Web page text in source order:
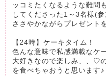
ッコミたくなるような難問
してくださった1～3名様(
ささやかながらプレゼント
【24時】ケーキタイム！
色んな意味で私感満載なケ
大好きなので楽しみ、、♡
を食べちゃおうと思います♪